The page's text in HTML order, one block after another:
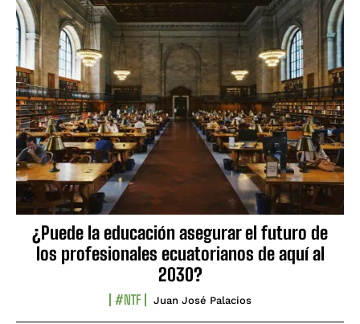
¿Puede la educación asegurar el futuro de
los profesionales ecuatorianos de aquí al
2030?
#NTF Juan José Palacios